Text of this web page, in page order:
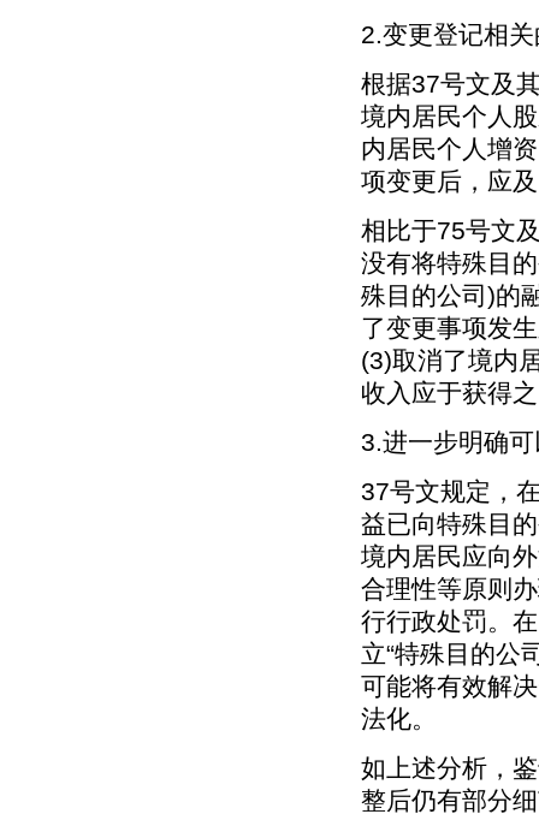
2.变更登记相
根据37号文及
境内居民个人
内居民个人增
项变更后，应
相比于75号文
没有将特殊目
殊目的公司)的
了变更事项发
(3)取消了境内
收入应于获得
3.进一步明确可
37号文规定，
益已向特殊目
境内居民应向
合理性等原则
行行政处罚。
立“特殊目的公
可能将有效解
法化。
如上述分析，
整后仍有部分